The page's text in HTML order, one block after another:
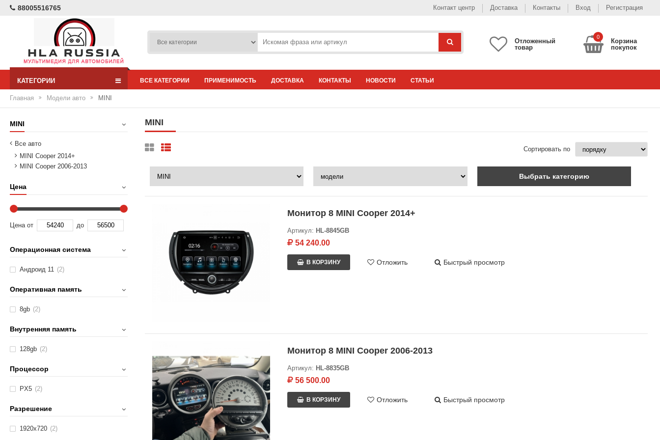
88005516765 Контакт центр Доставка Контакты Вход Регистрация
Отложенный
товар
0
Корзина
покупок
КАТЕГОРИИ ВСЕ КАТЕГОРИИ ПРИМЕНИМОСТЬ ДОСТАВКА КОНТАКТЫ НОВОСТИ СТАТЬИ
Главная Модели авто MINI
MINI
Все авто
MINI Cooper 2014+
MINI Cooper 2006-2013
Цена
Цена от до
Операционная система
Андроид 11 (2)
Оперативная память
8gb (2)
Внутренняя память
128gb (2)
Процессор
PX5 (2)
Разрешение
1920х720 (2)
MINI
Сортировать по
Выбрать категорию
Монитор 8 MINI Cooper 2014+
Артикул: HL-8845GB
54 240.00
В КОРЗИНУ Отложить Быстрый просмотр
Монитор 8 MINI Cooper 2006-2013
Артикул: HL-8835GB
56 500.00
В КОРЗИНУ Отложить Быстрый просмотр